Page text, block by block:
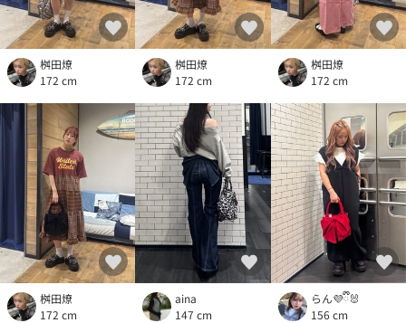
桝田燎
172 cm
桝田燎
172 cm
桝田燎
172 cm
桝田燎
172 cm
aina
147 cm
らん💜ྀི🐰
156 cm